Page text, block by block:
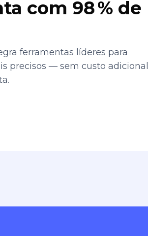
com 98 % de
ferramentas líderes para
precisos — sem custo adicional